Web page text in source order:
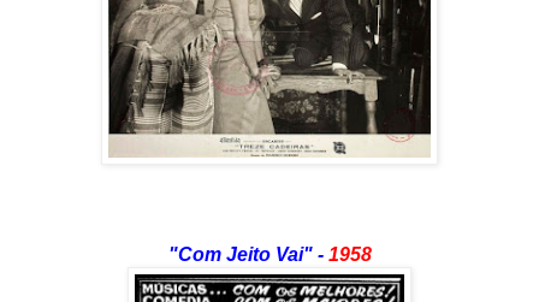
"Com Jeito Vai" -1958